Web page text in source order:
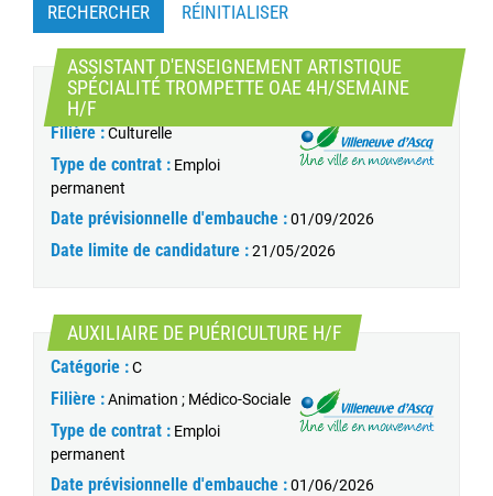
RECHERCHER RÉINITIALISER
ASSISTANT D'ENSEIGNEMENT ARTISTIQUE
SPÉCIALITÉ TROMPETTE OAE 4H/SEMAINE
H/F
Catégorie :
Filière :Culturelle
Type de contrat : Emploi
permanent
Date prévisionnelle d'embauche :01/09/2026
Date limite de candidature :21/05/2026
AUXILIAIRE DE PUÉRICULTURE H/F (Nouvelle fenêtre)
Catégorie :C
Filière :Animation ; Médico-Sociale
Type de contrat : Emploi
permanent
Date prévisionnelle d'embauche :01/06/2026